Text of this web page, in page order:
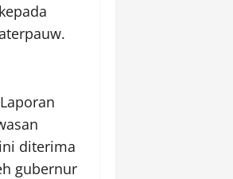
diterima
gubernur